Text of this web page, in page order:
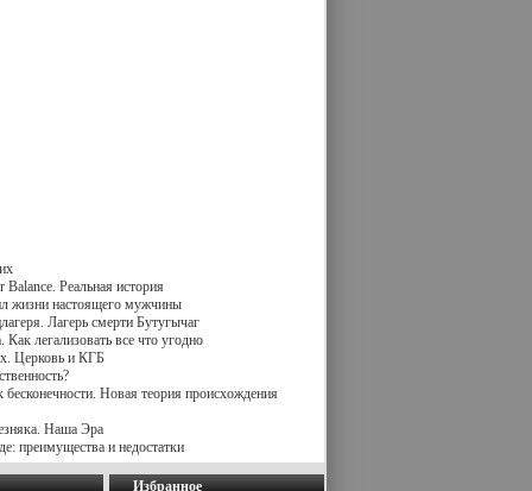
Balance. Реальная история
жизни настоящего мужчины
Лагерь смерти Бутугычаг
легализовать все что угодно
Церковь и КГБ
бесконечности. Новая теория происхождения
Наша Эра
преимущества и недостатки
Избранное